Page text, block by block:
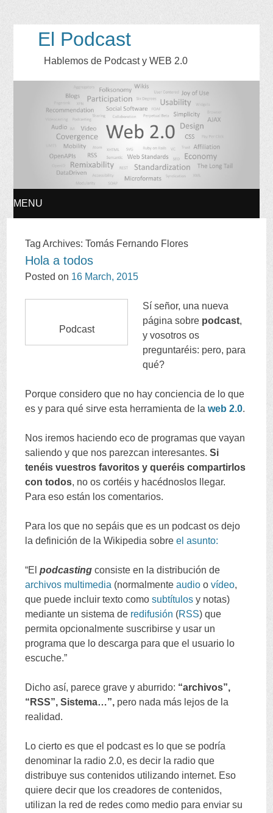
El Podcast
Hablemos de Podcast y WEB 2.0
MENU
TO
Tag Archives:Tomás Fernando Flores
Hola a todos
Posted on 16 March, 2015
Podcast
Sí señor, una nueva
página sobre podcast,
y vosotros os
preguntaréis: pero, para
qué?
Porque considero que no hay conciencia de lo que
es y para qué sirve esta herramienta de la web 2.0.
Nos iremos haciendo eco de programas que vayan
saliendo y que nos parezcan interesantes.Si
tenéis vuestros favoritos y queréis compartirlos
con todos, no os cortéis y hacédnoslos llegar.
Para eso están los comentarios.
Para los que no sepáis que es un podcast os dejo
la definición de la Wikipedia sobre el asunto:
“El podcasting consiste en la distribución de
archivos multimedia (normalmente audio o vídeo,
que puede incluir texto como subtítulos y notas)
mediante un sistema de redifusión (RSS)que
permita opcionalmente suscribirse y usar un
programa que lo descarga para que el usuario lo
escuche.”
Dicho así, parece grave y aburrido: “archivos”,
“ RSS”,Sistema…”, pero nada más lejos de la
realidad.
Lo cierto es que el podcast es lo que se podría
denominar la radio 2.0,es decir la radio que
distribuye sus contenidos utilizando internet. Eso
quiere decir que los creadores de contenidos,
utilizan la red de redes como medio para enviar su